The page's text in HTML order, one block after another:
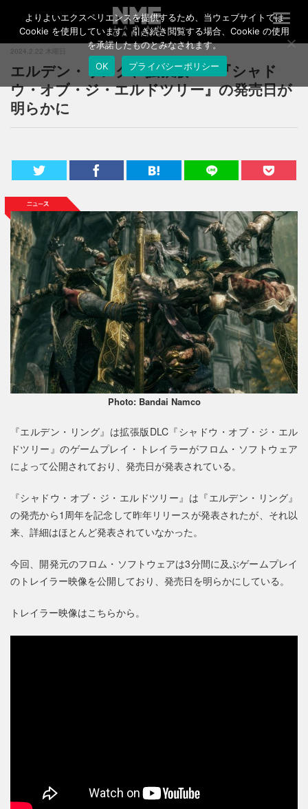
T
o
g
e
n
a
n
2024.2.22 木曜日
エルデン・リング、拡張版DLC『シャド
ウ・オブ・ジ・エルドツリー』の発売日が
明らかに
Photo: Bandai Namco
『エルデン・リング』は拡張版DLC『シャドウ・オブ・ジ・エル
ドツリー』のゲームプレイ・トレイラーがフロム・ソフトウェア
によって公開されており、発売日が発表されている。
『シャドウ・オブ・ジ・エルドツリー』は『エルデン・リング』
の発売から1周年を記念して昨年リリースが発表されたが、それ以
来、詳細はほとんど発表されていなかった。
今回、開発元のフロム・ソフトウェアは3分間に及ぶゲームプレイ
のトレイラー映像を公開しており、発売日を明らかにしている。
トレイラー映像はこちらから。
よりよいエクスペリエンスを提供するため、当ウェブサイトでは
Cookie を使用しています。引き続き閲覧する場合、Cookie の使用
を承諾したものとみなされます。
OK
プライバシーポリシー